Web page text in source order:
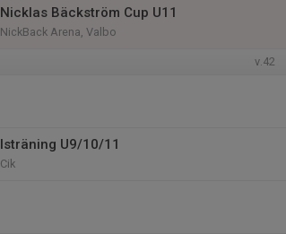
Nicklas Bäckström Cup U11
NickBack Arena, Valbo
v.42
Isträning U9/10/11
Cik